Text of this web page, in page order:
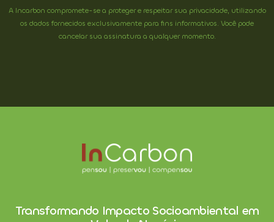
A Incarbon compromete-se a proteger e respeitar sua privacidade, utilizando
os dados fornecidos exclusivamente para fins informativos. Você pode
cancelar sua assinatura a qualquer momento.
Transformando Impacto Socioambiental em